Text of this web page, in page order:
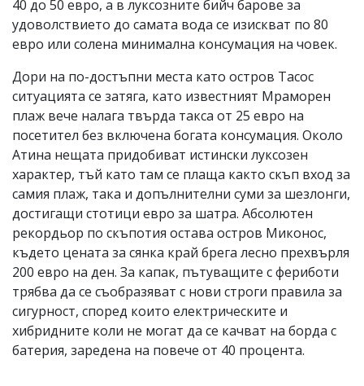
40 до 50 евро, а в луксозните бийч барове за
удоволствието до самата вода се изискват по 80
евро или солена минимална консумация на човек.
Дори на по-достъпни места като остров Тасос
ситуацията се затяга, като известният Мраморен
плаж вече налага твърда такса от 25 евро на
посетител без включена богата консумация. Около
Атина нещата придобиват истински луксозен
характер, тъй като там се плаща както скъп вход за
самия плаж, така и допълнителни суми за шезлонги,
достигащи стотици евро за шатра. Абсолютен
рекордьор по скъпотия остава остров Миконос,
където цената за сянка край брега лесно прехвърля
200 евро на ден. За капак, пътуващите с фериботи
трябва да се съобразяват с нови строги правила за
сигурност, според които електрическите и
хибридните коли не могат да се качват на борда с
батерия, заредена на повече от 40 процента.